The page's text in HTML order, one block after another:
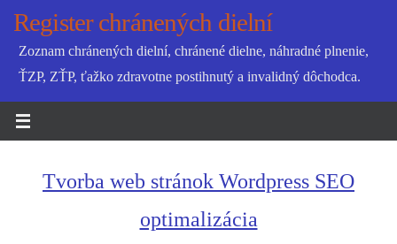
SkipRegister chránených dielní
Zoznam chránených dielní, chránené dielne, náhradné plnenie,
ŤZP, ZŤP, ťažko zdravotne postihnutý a invalidný dôchodca.
Tvorba web stránok Wordpress SEO
optimalizácia